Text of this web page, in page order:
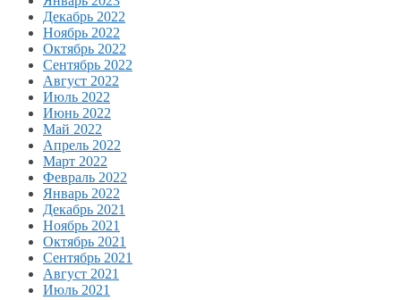
Декабрь 2022
Ноябрь 2022
Октябрь 2022
Сентябрь 2022
Август 2022
Июль 2022
Июнь 2022
Май 2022
Апрель 2022
Март 2022
Февраль 2022
Январь 2022
Декабрь 2021
Ноябрь 2021
Октябрь 2021
Сентябрь 2021
Август 2021
Июль 2021